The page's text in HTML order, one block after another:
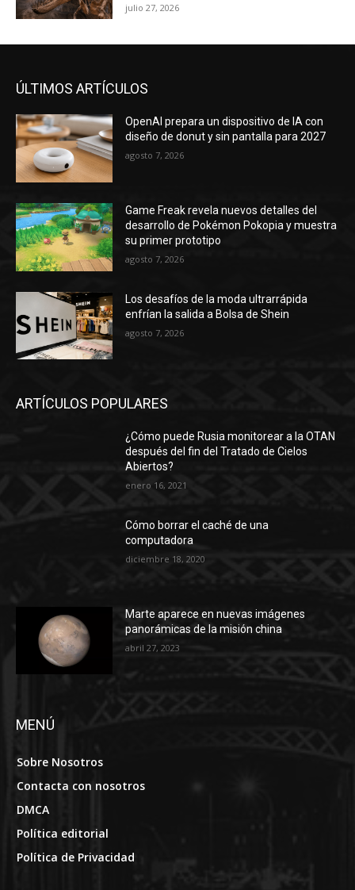
julio 27, 2026
ÚLTIMOS ARTÍCULOS
OpenAI prepara un dispositivo de IA con
diseño de donut y sin pantalla para 2027
agosto 7, 2026
Game Freak revela nuevos detalles del
desarrollo de Pokémon Pokopia y muestra
su primer prototipo
agosto 7, 2026
Los desafíos de la moda ultrarrápida
enfrían la salida a Bolsa de Shein
agosto 7, 2026
ARTÍCULOS POPULARES
¿Cómo puede Rusia monitorear a la OTAN
después del fin del Tratado de Cielos
Abiertos?
enero 16, 2021
Cómo borrar el caché de una
computadora
diciembre 18, 2020
Marte aparece en nuevas imágenes
panorámicas de la misión china
abril 27, 2023
MENÚ
Sobre Nosotros
Contacta con nosotros
DMCA
Política editorial
Política de Privacidad